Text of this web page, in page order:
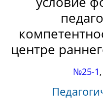
центре
№25-1,